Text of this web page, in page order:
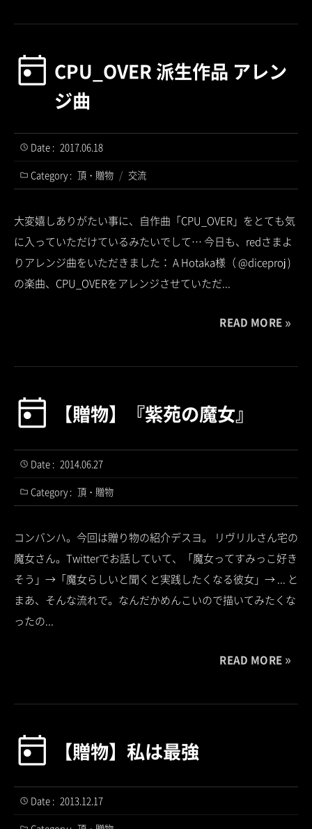
CPU_OVER 派生作品 アレン
ジ曲
Date : 2017.06.18
Category : 頂・贈物 / 交流
大変嬉しありがたい事に、自作曲「CPU_OVER」をとても気
に入っていただけているみたいでして… 今日も、redさまよ
りアレンジ曲をいただきました： A Hotaka様（ @diceproj )
の楽曲、CPU_OVERをアレンジさせていただ...
READ MORE
【贈物】『紫苑の魔女』
Date : 2014.06.27
Category : 頂・贈物
コンバンハ。今回は贈り物の紹介デスヨ。 リヴリルさん宅の
魔女さん。Twitterでお話していて、「魔女ってすみっこ好き
そう」→「魔女らしいと聞くと実践したくなる彼女」→ ... と
まあ、そんな流れで。なんだかめんこいので描いてみたくな
ったの...
READ MORE
【贈物】私は最強
Date : 2013.12.17